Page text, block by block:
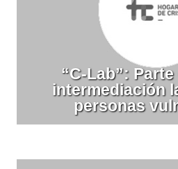
“C-Lab”:
intermediación
personas